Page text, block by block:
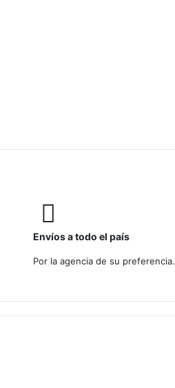
Envíos a todo el país
Por la agencia de su preferencia.